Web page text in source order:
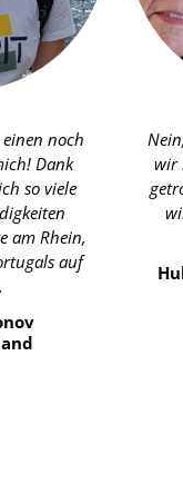
noch
Dank
so viele
am Rhein,
auf
wir